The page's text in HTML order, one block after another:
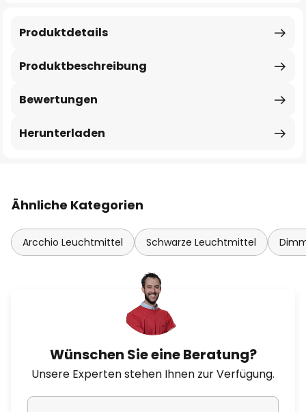
Produktbeschreibung
Produktdetails
Bewertungen
Herunterladen
Ähnliche Kategorien
Arcchio Leuchtmittel Schwarze Leuchtmittel
Wünschen Sie eine Beratung?
Unsere Experten stehen Ihnen zur Verfügung.